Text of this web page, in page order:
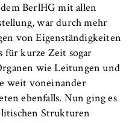
BerlHG mit allen
war durch mehr
von Eigenständigkeiten
für kurze Zeit sogar
wie Leitungen und
weit voneinander
ebenfalls. Nun ging es
Strukturen